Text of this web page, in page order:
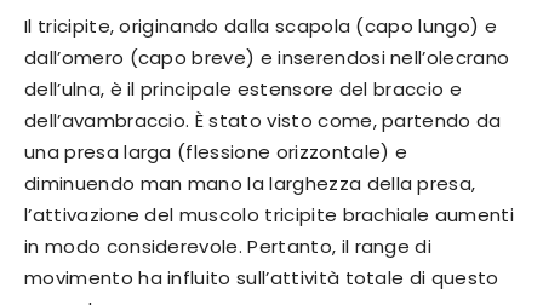
Il tricipite, originando dalla scapola (capo lungo) e
dall’omero (capo breve) e inserendosi nell’olecrano
dell’ulna, è il principale estensore del braccio e
dell’avambraccio. È stato visto come, partendo da
una presa larga (flessione orizzontale) e
diminuendo man mano la larghezza della presa,
l’attivazione del muscolo tricipite brachiale aumenti
in modo considerevole. Pertanto, il range di
movimento ha influito sull’attività totale di questo